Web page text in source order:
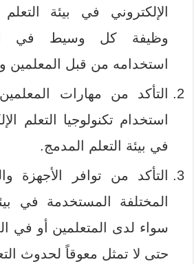
الإلكتروني في بيئة
وظيفة كل وسيط في
استخدامه من قبل المعلمين
التأكد من مهارات
استخدام تكنولوجيا التعلم
في بيئة التعلم المدمج.
التأكد من توافر الأجهزة
المختلفة المستخدمة في
سواء لدى المتعلمين أو في
حتى لا تمثل معوقاً لحدوث